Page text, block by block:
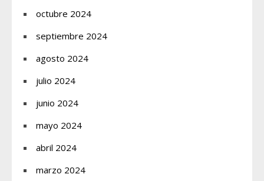
octubre 2024
septiembre 2024
agosto 2024
julio 2024
junio 2024
mayo 2024
abril 2024
marzo 2024